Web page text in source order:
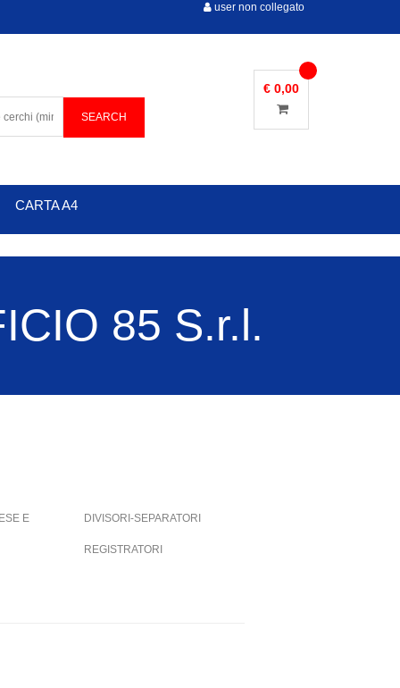
user non collegato
€ 0,00
CARTA A4
85 S.r.l.
E
DIVISORI-SEPARATORI
REGISTRATORI